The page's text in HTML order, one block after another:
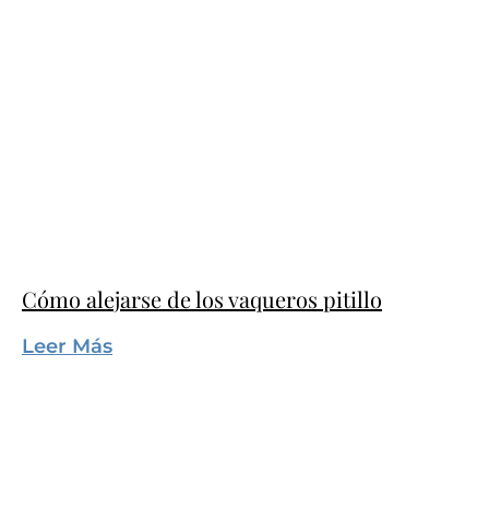
Cómo alejarse de los vaqueros pitillo
Leer Más